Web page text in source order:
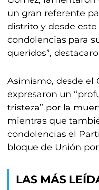
un gran referente
distrito y desde
condolencias para
queridos”,
Asimismo, desde el
expresaron un
tristeza” por la
mientras que
condolencias el
bloque de Unión
LAS MÁS